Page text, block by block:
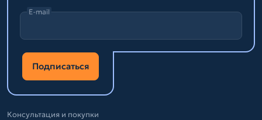
E-mail
Подписаться
Консультация и покупки